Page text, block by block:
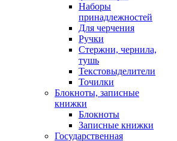
Наборы
принадлежностей
Для черчения
Ручки
Стержни, чернила,
тушь
Текстовыделители
Точилки
Блокноты, записные
книжки
Блокноты
Записные книжки
Государственная